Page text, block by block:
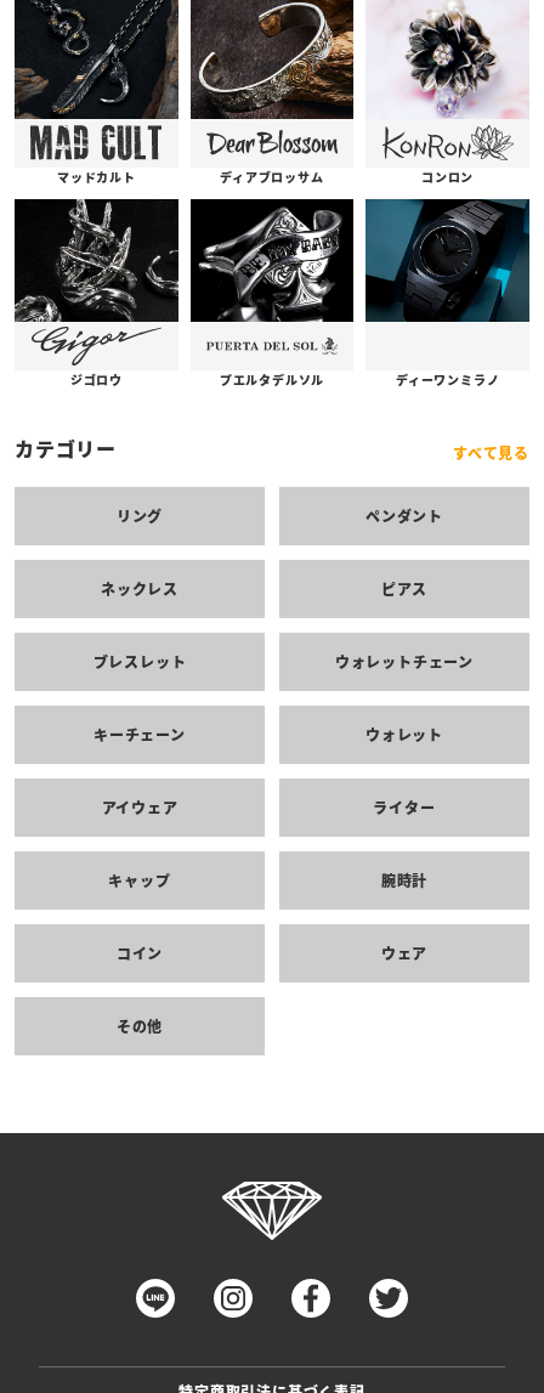
マッドカルト ディアブロッサム コンロン
ジゴロウ プエルタデルソル ディーワンミラノ
カテゴリー すべて見る
リング ペンダント
ネックレス ピアス
ブレスレット ウォレットチェーン
キーチェーン ウォレット
アイウェア ライター
キャップ 腕時計
コイン ウェア
その他